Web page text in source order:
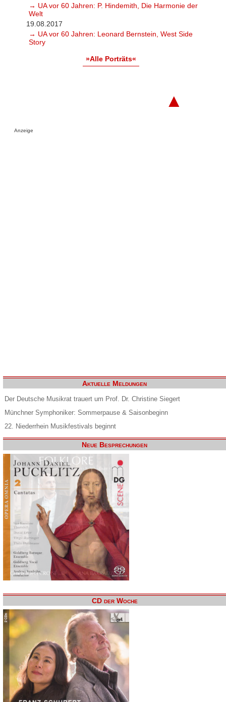
→ UA vor 60 Jahren: P. Hindemith, Die Harmonie der
Welt
19.08.2017
→ UA vor 60 Jahren: Leonard Bernstein, West Side
Story
»Alle Porträts«
▲
Anzeige
Aktuelle Meldungen
Der Deutsche Musikrat trauert um Prof. Dr. Christine Siegert
Münchner Symphoniker: Sommerpause & Saisonbeginn
22. Niederrhein Musikfestivals beginnt
Neue Besprechungen
CD der Woche